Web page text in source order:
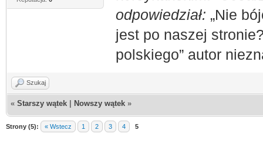
odpowiedział: „Nie
jest po naszej
polskiego” autor
Szukaj
« Starszy wątek Nowszy wątek »
Strony (5): « Wstecz 1 2 3 4 5